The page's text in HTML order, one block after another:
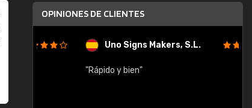
OPINIONES DE CLIENTES
Uno Signs Makers, S.L.
"Rápido y bien"